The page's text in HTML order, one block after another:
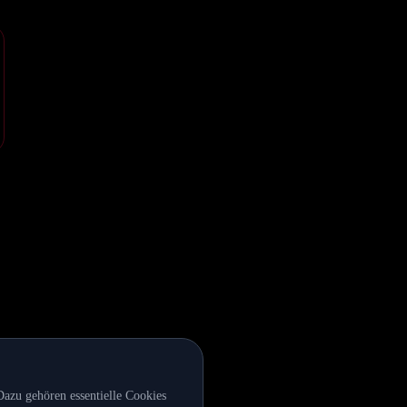
gehören essentielle Cookies